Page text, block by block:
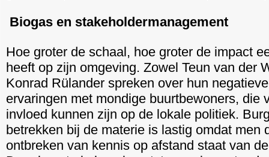
Biogas en stakeholdermanagement
Hoe groter de schaal, hoe groter de impact
heeft op zijn omgeving. Zowel Teun van der
Konrad Rülander spreken over hun negatieve
ervaringen met mondige buurtbewoners, die
invloed kunnen zijn op de lokale politiek.
betrekken bij de materie is lastig omdat men
ontbreken van kennis op afstand staat van